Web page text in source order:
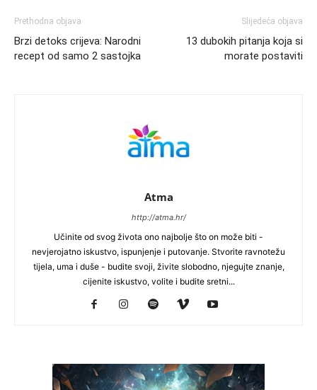
Prethodna objava
Brzi detoks crijeva: Narodni
recept od samo 2 sastojka
Slijedeća objava
13 dubokih pitanja koja si
morate postaviti
Atma
http://atma.hr/
Učinite od svog života ono najbolje što on može biti -
nevjerojatno iskustvo, ispunjenje i putovanje. Stvorite ravnotežu
tijela, uma i duše - budite svoji, živite slobodno, njegujte znanje,
cijenite iskustvo, volite i budite sretni...